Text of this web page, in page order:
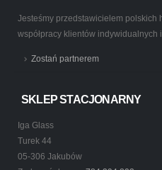
Jesteśmy przedstawicielem polskich
współpracy klientów indywidualnych
Zostań partnerem
SKLEP STACJONARNY
Iga Glass
Turek 44
05-306 Jakubów